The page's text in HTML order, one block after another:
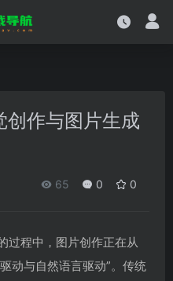
作与图片生成
65 0 0
过程中，图片创作正在从
动与自然语言驱动”。传统